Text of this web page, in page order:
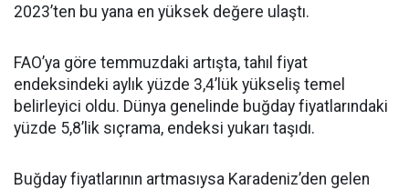
2023’ten bu yana en yüksek değere ulaştı.
FAO’ya göre temmuzdaki artışta, tahıl fiyat
endeksindeki aylık yüzde 3,4’lük yükseliş temel
belirleyici oldu. Dünya genelinde buğday fiyatlarındaki
yüzde 5,8’lik sıçrama, endeksi yukarı taşıdı.
Buğday fiyatlarının artmasıysa Karadeniz’den gelen